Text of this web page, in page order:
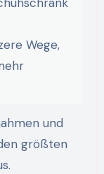
Wege,
und
größten